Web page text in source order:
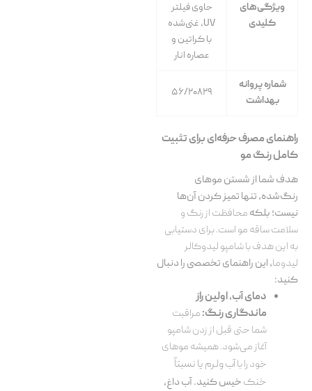
ویژگی‌های
کلیدی
حاوی فیلتر
UV، غنی‌شده
با کراتین و
عصاره انار
شماره پروانه
بهداشت
۵۶/۲۰۸۲۹
راهنمای مصرف حرفه‌ای برای تثبیت
کامل رنگ مو
هدف شما از شستن موهای
رنگ‌شده، تنها تمیز کردن آن‌ها
نیست؛ بلکهمحافظت از رنگ و
سلامت ساقه مو است. برای دستیابی
به این هدف با شامپو لیدوکالر
لیدوما، این راهنمای تخصصی را دنبال
کنید:
دمای آب، اولین راز
ماندگاری رنگ:مراقبت
شما حتی قبل از زدن شامپو
آغاز می‌شود. همیشه موهای
خود را باآب ولرم یا نسبتاً
خنکخیس کنید. آب داغ،